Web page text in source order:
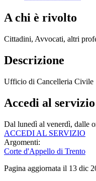
A chi è rivolto
Cittadini, Avvocati, altri
Descrizione
Ufficio di Cancelleria Civile
Accedi al servizio
Dal lunedì al venerdì, dalle
ACCEDI AL SERVIZIO
Argomenti:
Corte d'Appello di Trento
Pagina aggiornata il 13 dic